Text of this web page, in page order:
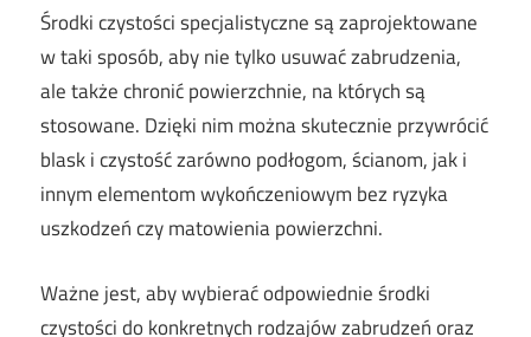
Środki czystości specjalistyczne są zaprojektowane
w taki sposób, aby nie tylko usuwać zabrudzenia,
ale także chronić powierzchnie, na których są
stosowane. Dzięki nim można skutecznie przywrócić
blask i czystość zarówno podłogom, ścianom, jak i
innym elementom wykończeniowym bez ryzyka
uszkodzeń czy matowienia powierzchni.
Ważne jest, aby wybierać odpowiednie środki
czystości do konkretnych rodzajów zabrudzeń oraz